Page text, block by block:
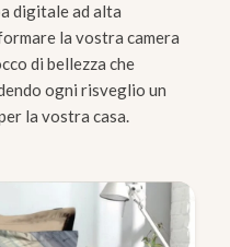
digitale ad alta
la vostra camera
di bellezza che
ogni risveglio un
la vostra casa.